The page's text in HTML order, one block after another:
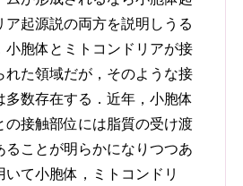
ア起源説の両方を説明しうる
小胞体とミトコンドリアが接
れた領域だが，そのような接
多数存在する．近年，小胞体
の接触部位には脂質の受け渡
ることが明らかになりつつあ
いて小胞体，ミトコンドリ